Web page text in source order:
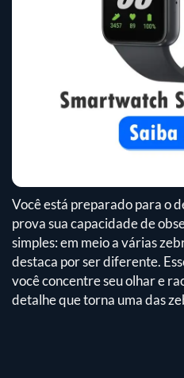
Você está preparado para o
prova sua capacidade de
simples: em meio a várias
destaca por ser diferente.
você concentre seu olhar e
detalhe que torna uma das